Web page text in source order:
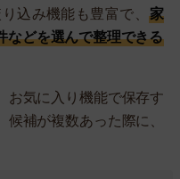
込み機能も豊富で、家
などを選んで整理できる
お気に入り機能で保存す
補が複数あった際に、